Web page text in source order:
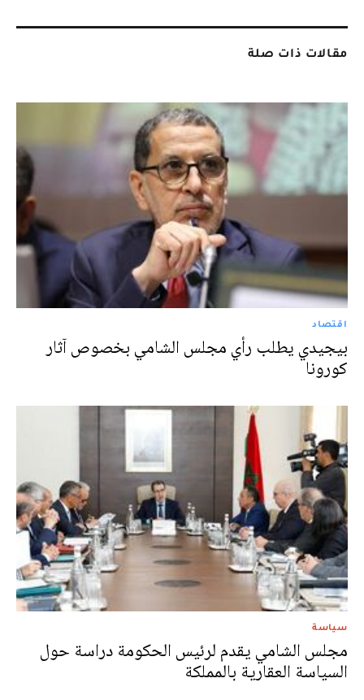
مقالات ذات صلة
اقتصاد
بيجيدي يطلب رأي مجلس الشامي بخصوص آثار
كورونا
سياسة
مجلس الشامي يقدم لرئيس الحكومة دراسة حول
السياسة العقارية بالمملكة